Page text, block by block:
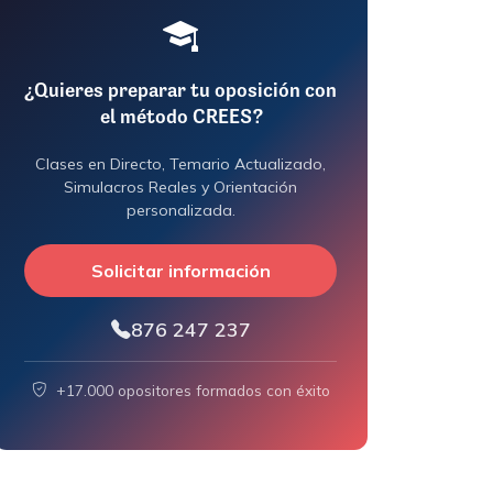
¿Quieres preparar tu oposición con
el método CREES?
Clases en Directo, Temario Actualizado,
Simulacros Reales y Orientación
personalizada.
Solicitar información
876 247 237
+17.000 opositores formados con éxito